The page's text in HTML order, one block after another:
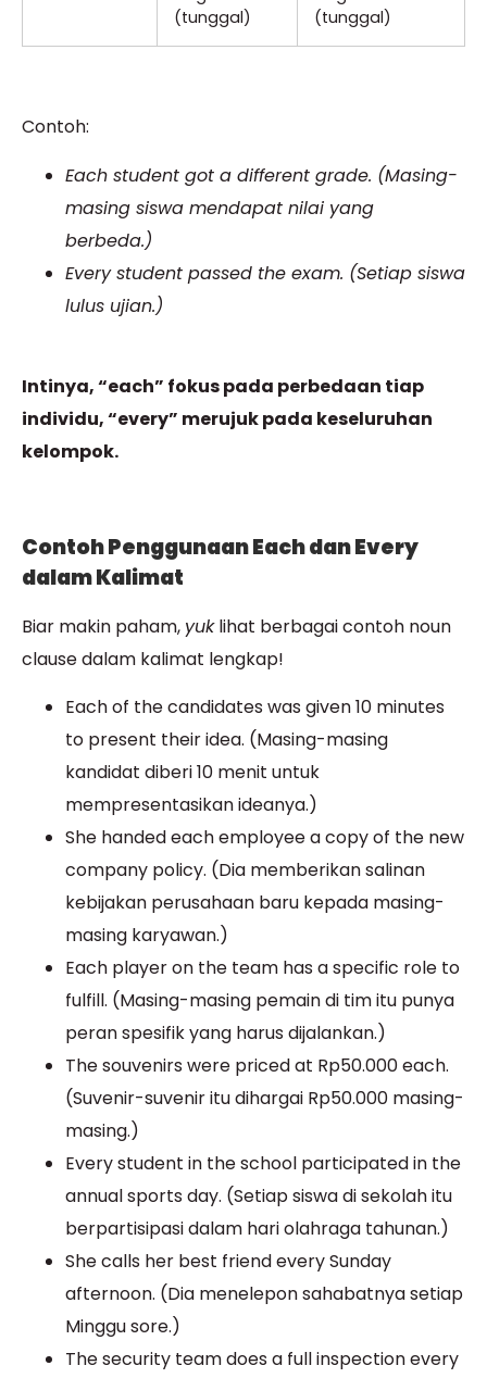
(tunggal)
(tunggal)
Contoh:
Each student got a different grade. (Masing-
masing siswa mendapat nilai yang
berbeda.)
Every student passed the exam. (Setiap siswa
lulus ujian.)
Intinya, “each” fokus pada perbedaan tiap
individu, “every” merujuk pada keseluruhan
kelompok.
Contoh Penggunaan Each dan Every
dalam Kalimat
Biar makin paham, yuklihat berbagai contoh noun
clause dalam kalimat lengkap!
Each of the candidates was given 10 minutes
to present their idea. (Masing-masing
kandidat diberi 10 menit untuk
mempresentasikan ideanya.)
She handed each employee a copy of the new
company policy. (Dia memberikan salinan
kebijakan perusahaan baru kepada masing-
masing karyawan.)
Each player on the team has a specific role to
fulfill. (Masing-masing pemain di tim itu punya
peran spesifik yang harus dijalankan.)
The souvenirs were priced at Rp50.000 each.
(Suvenir-suvenir itu dihargai Rp50.000 masing-
masing.)
Every student in the school participated in the
annual sports day. (Setiap siswa di sekolah itu
berpartisipasi dalam hari olahraga tahunan.)
She calls her best friend every Sunday
afternoon. (Dia menelepon sahabatnya setiap
Minggu sore.)
The security team does a full inspection every